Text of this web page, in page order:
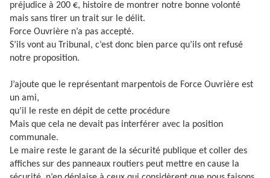
préjudice à 200 €, histoire de montrer notre bonne volonté
mais sans tirer un trait sur le délit.
Force Ouvrière n’a pas accepté.
S’ils vont au Tribunal, c’est donc bien parce qu’ils ont refusé
notre proposition.
J’ajoute que le représentant marpentois de Force Ouvrière est
un ami,
qu’il le reste en dépit de cette procédure
Mais que cela ne devait pas interférer avec la position
communale.
Le maire reste le garant de la sécurité publique et coller des
affiches sur des panneaux routiers peut mettre en cause la